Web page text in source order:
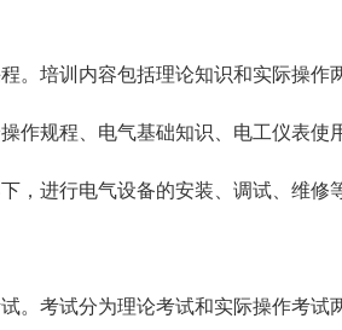
。培训内容包括理论知识和实际操作
作规程、电气基础知识、电工仪表使
，进行电气设备的安装、调试、维修
。考试分为理论考试和实际操作考试